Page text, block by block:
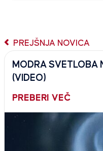
PREJŠNJA NOVICA
MODRA SVETLOBA
(VIDEO)
PREBERI VEČ